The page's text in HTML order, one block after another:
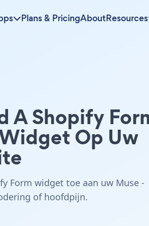
Plans & PricingAboutResources
A Shopify
Op Uw
Form widget toe aan uw Muse -
of hoofdpijn.